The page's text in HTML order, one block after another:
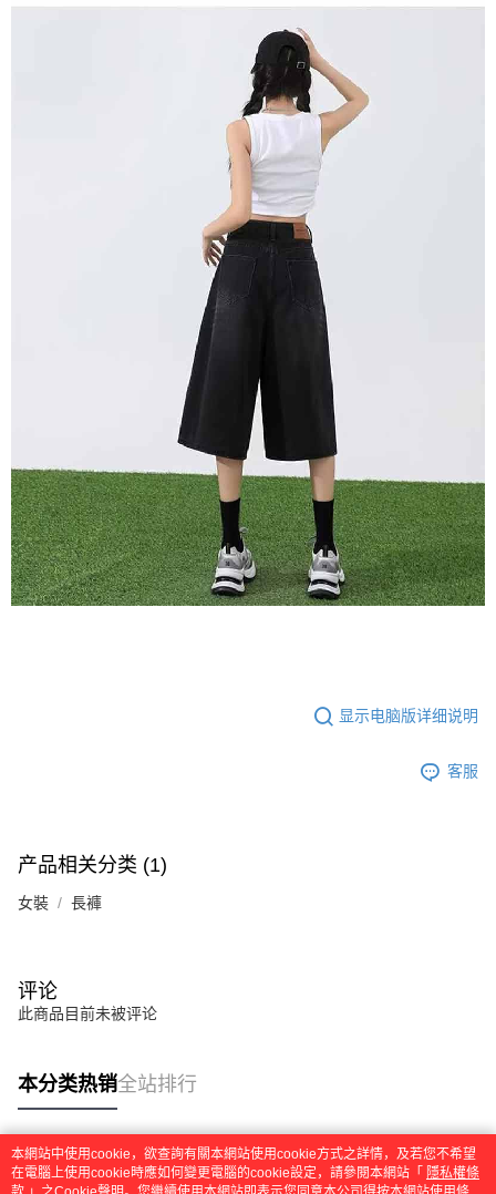
显示电脑版详细说明
客服
产品相关分类 (1)
女裝 長褲
评论
此商品目前未被评论
本分类热销全站排行
热门标签
本網站中使用cookie，欲查詢有關本網站使用cookie方式之詳情，及若您不希望
在電腦上使用cookie時應如何變更電腦的cookie設定，請參閱本網站「 隱私權條